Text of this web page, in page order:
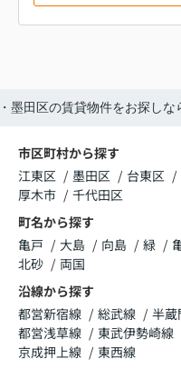
墨田区の賃貸物件をお探しな
市区町村から探す
江東区
墨田区 台東区
厚木市
千代田区
町名から探す
亀戸
大島 向島 緑
北砂
両国
沿線から探す
都営新宿線
総武線 半蔵
都営浅草線
東武伊勢崎線
京成押上線
東西線